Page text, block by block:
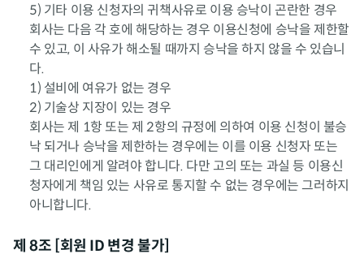
5) 기타 이용 신청자의 귀책사유로 이용 승낙이 곤란한 경우
회사는 다음 각 호에 해당하는 경우 이용신청에 승낙을 제한할
수 있고, 이 사유가 해소될 때까지 승낙을 하지 않을 수 있습니
다.
1) 설비에 여유가 없는 경우
2) 기술상 지장이 있는 경우
회사는 제 1항 또는 제 2항의 규정에 의하여 이용 신청이 불승
낙 되거나 승낙을 제한하는 경우에는 이를 이용 신청자 또는
그 대리인에게 알려야 합니다. 다만 고의 또는 과실 등 이용신
청자에게 책임 있는 사유로 통지할 수 없는 경우에는 그러하지
아니합니다.
제 8조 [회원 ID 변경 불가]